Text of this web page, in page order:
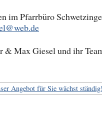
im Pfarrbüro
& Max Giesel und ihr